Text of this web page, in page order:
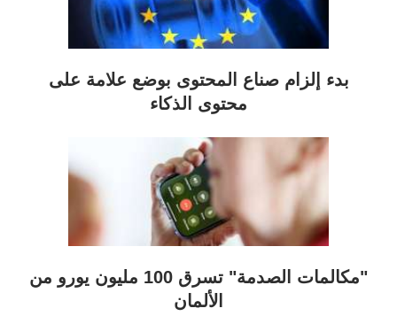
بدء إلزام صناع المحتوى بوضع علامة على
محتوى الذكاء
"مكالمات الصدمة" تسرق 100 مليون يورو من
الألمان